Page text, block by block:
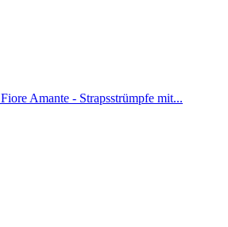
Fiore Amante - Strapsstrümpfe mit...